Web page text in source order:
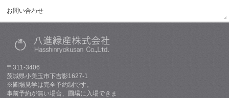
お問い合わせ
〒311-3406
茨城県小美玉市下吉影1627-1
※圃場見学は完全予約制です。
事前予約が無い場合、圃場に入場できま